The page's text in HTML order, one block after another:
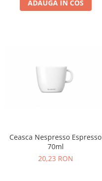
ADAUGA IN COS
Ceasca Nespresso Espresso
70ml
20,23 RON